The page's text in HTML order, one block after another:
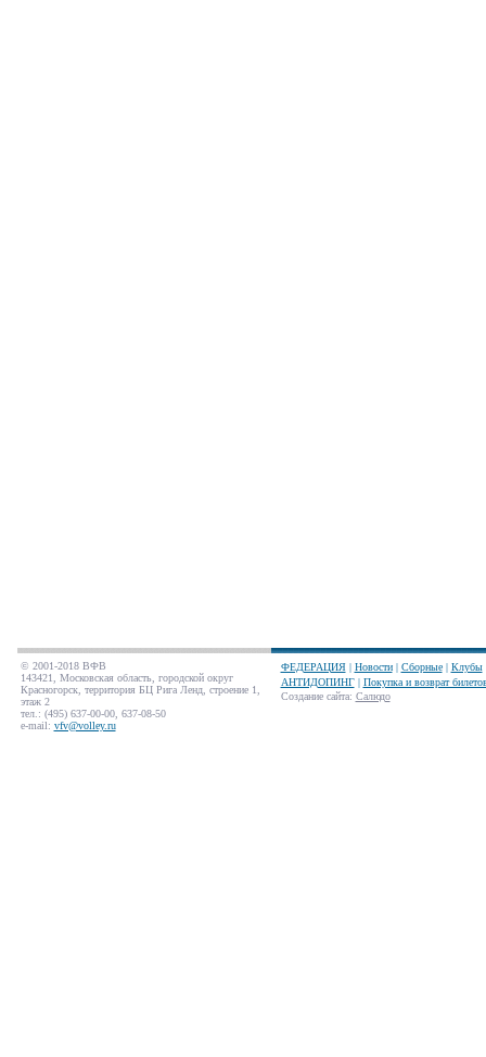
© 2001-2018 ВФВ
143421, Московская область, городской округ
Красногорск, территория БЦ Рига Ленд, строение 1,
этаж 2
тел.: (495) 637-00-00, 637-08-50
e-mail: vfv@volley.ru
ФЕДЕРАЦИЯ| Новости| Сборные| Клубы
АНТИДОПИНГ| Покупка и возврат
Создание сайта: Салюдо